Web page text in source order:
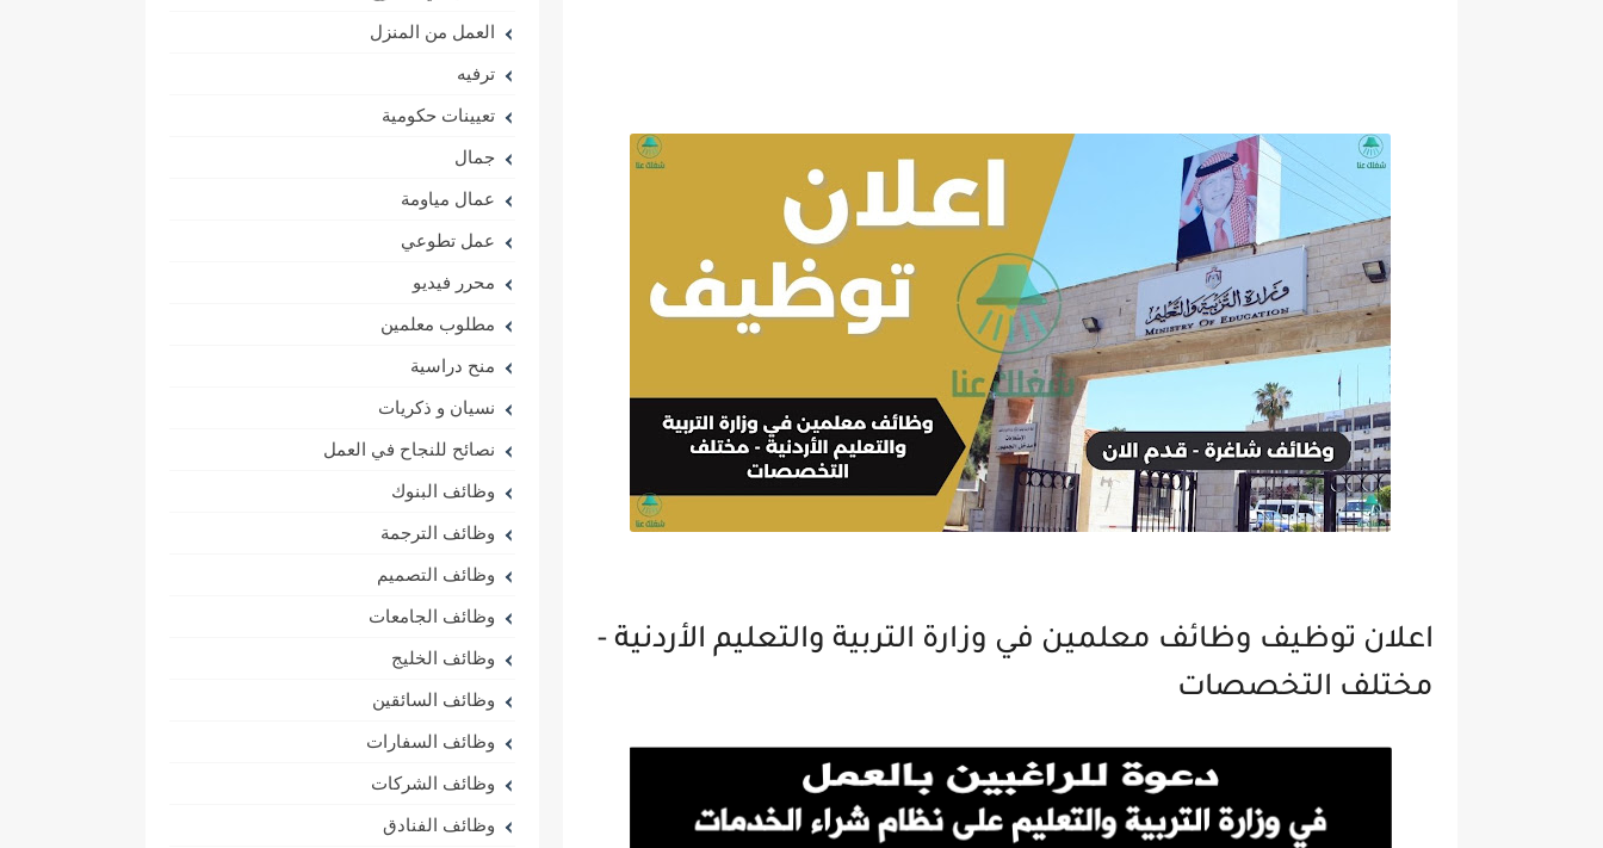
اعلان توظيف وظائف معلمين في وزارة التربية والتعليم الأردنية -
مختلف التخصصات
العمل من المنزل
ترفيه
تعيينات حكومية
جمال
عمال مياومة
عمل تطوعي
محرر فيديو
مطلوب معلمين
منح دراسية
نسيان و ذكريات
نصائح للنجاح في العمل
وظائف البنوك
وظائف الترجمة
وظائف التصميم
وظائف الجامعات
وظائف الخليج
وظائف السائقين
وظائف السفارات
وظائف الشركات
وظائف الفنادق